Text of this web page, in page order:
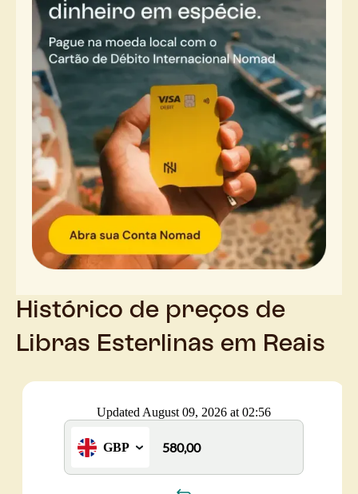
Histórico de preços de
Libras Esterlinas em Reais